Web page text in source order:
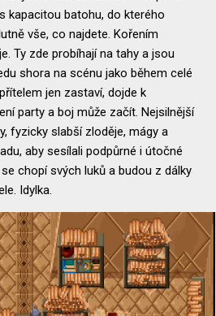
kapacitou batohu, do kterého
vše, co najdete. Kořením
Ty zde probíhají na tahy a jsou
shora na scénu jako během celé
jen zastaví, dojde k
party a boj může začít. Nejsilnější
fyzicky slabší zloděje, mágy a
aby sesílali podpůrné i útočné
chopí svých luků a budou z dálky
Idylka.